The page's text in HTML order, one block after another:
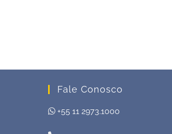
Fale Conosco
+55 11 2973.1000